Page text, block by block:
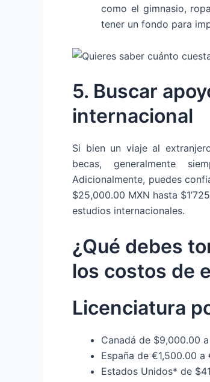
como el gimnasio,
tener un fondo para
5. Buscar
internacional
Si bien un viaje al
becas, generalmente
Adicionalmente, puedes
$25,000.00 MXN hasta
estudios internacionales.
¿Qué debes
los costos de
Licenciatura
Canadá de $9,000.00
España de €1,500.00 a
Estados Unidos* de